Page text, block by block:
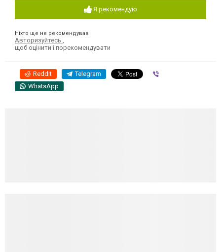
Я рекомендую
Ніхто ще не рекомендував
Авторизуйтесь ,
щоб оцінити і порекомендувати
Reddit Telegram
WhatsApp